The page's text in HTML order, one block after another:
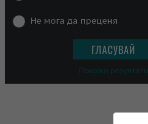
Не мога да преценя
Покажи резултати